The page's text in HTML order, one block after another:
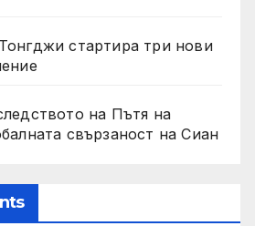
стартира три нови
на Пътя на
свързаност на Сиан